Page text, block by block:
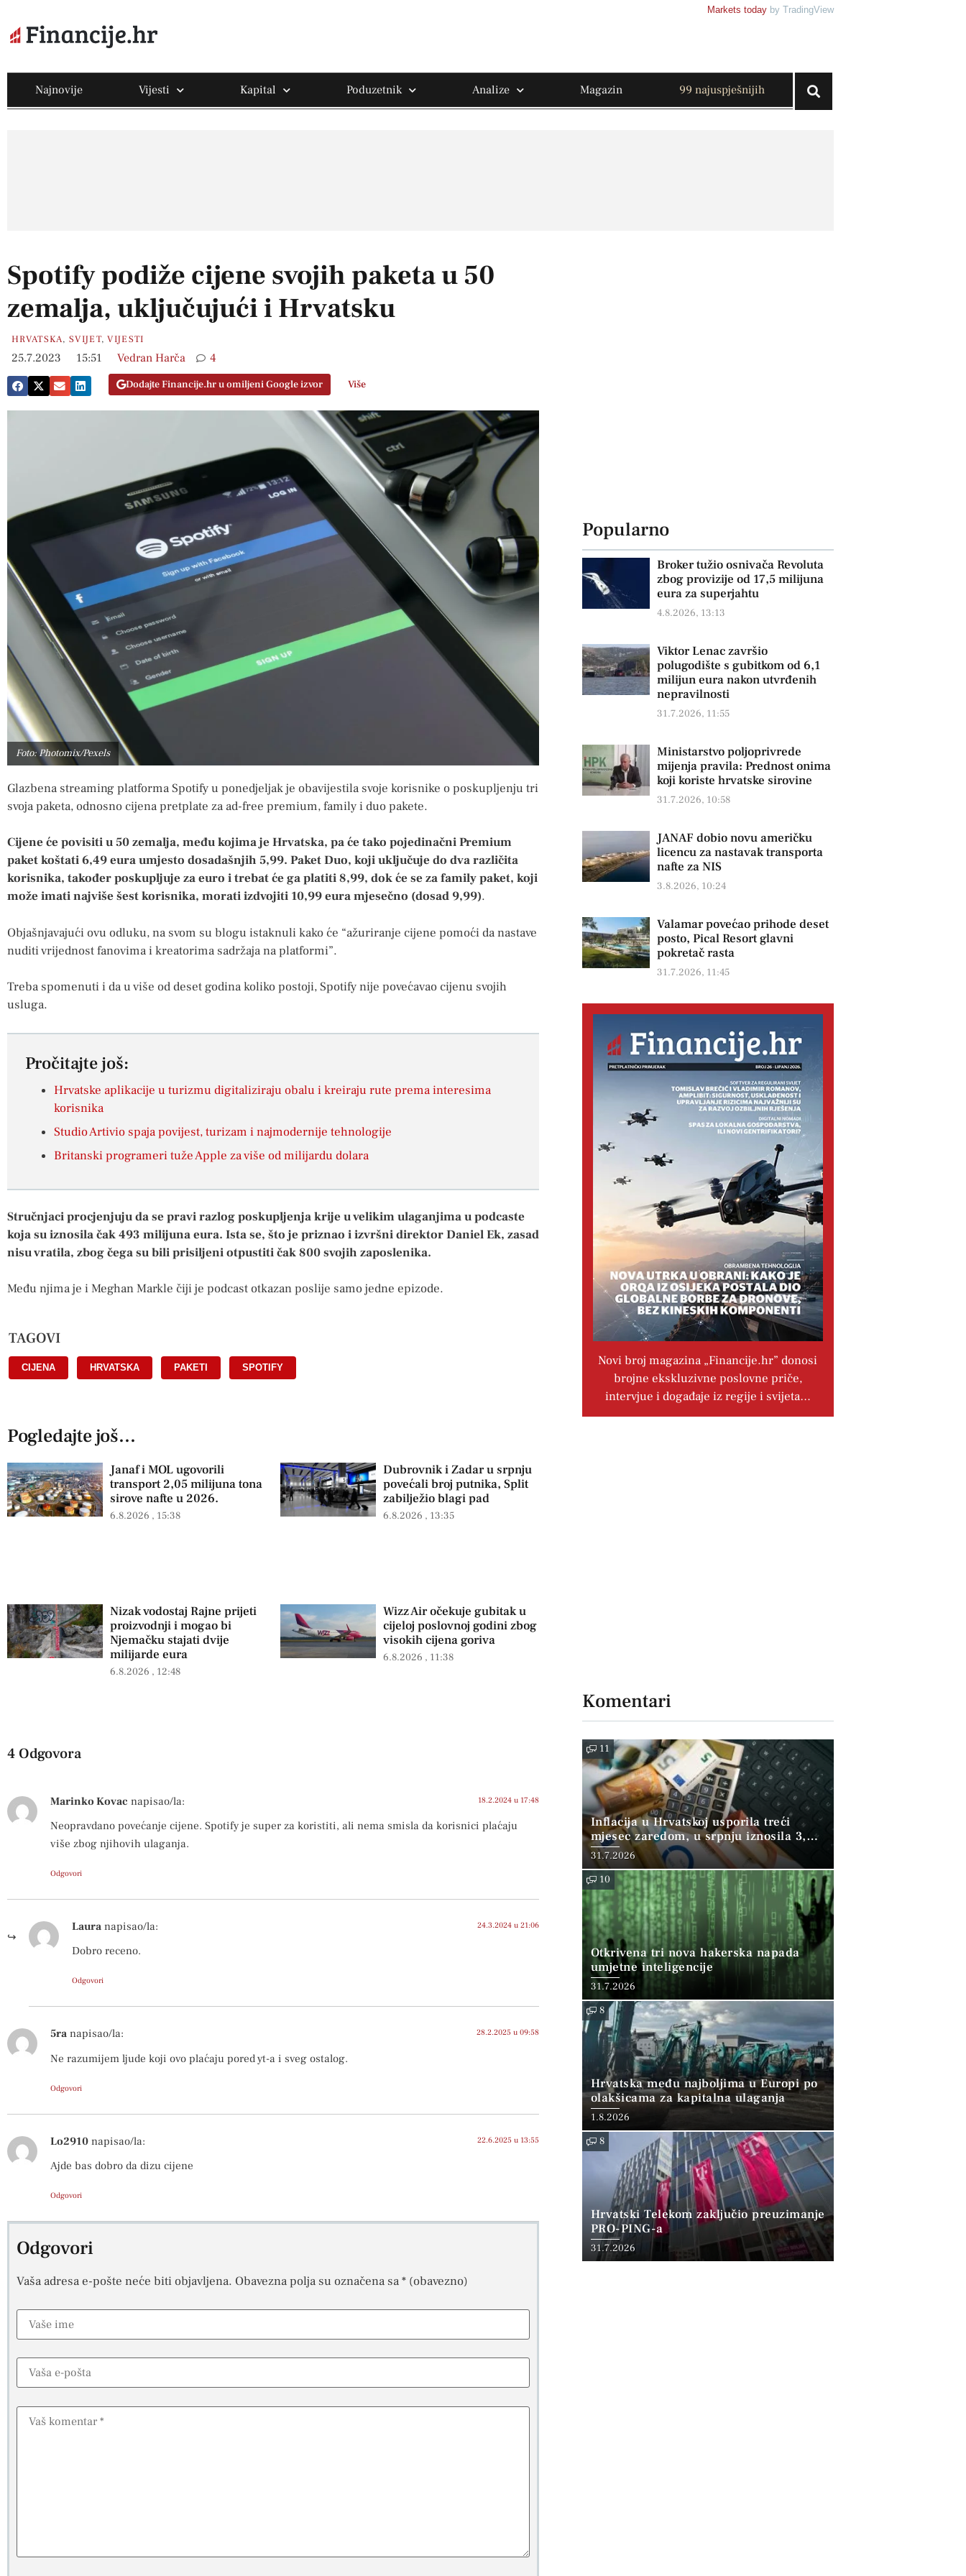
Markets today by TradingView
Najnovije Vijesti Kapital Poduzetnik Analize Magazin 99 najuspješnijih
Spotify podiže cijene svojih paketa u 50
zemalja, uključujući i Hrvatsku
HRVATSKA,SVIJET,VIJESTI
25.7.2023 15:51 Vedran Harča 4
Dodajte Financije.hr u omiljeni Google izvor Više
Foto: Photomix/Pexels
Glazbena streaming platforma Spotify u ponedjeljak je obavijestila svoje korisnike o poskupljenju tri
svoja paketa, odnosno cijena pretplate za ad-free premium, family i duo pakete.
Cijene će povisiti u 50 zemalja, među kojima je Hrvatska, pa će tako pojedinačni Premium
paket koštati 6,49 eura umjesto dosadašnjih 5,99. Paket Duo, koji uključuje do dva različita
korisnika, također poskupljuje za euro i trebat će ga platiti 8,99, dok će se za family paket, koji
može imati najviše šest korisnika, morati izdvojiti 10,99 eura mjesečno (dosad 9,99).
Objašnjavajući ovu odluku, na svom su blogu istaknuli kako će “ažuriranje cijene pomoći da nastave
nuditi vrijednost fanovima i kreatorima sadržaja na platformi”.
Treba spomenuti i da u više od deset godina koliko postoji, Spotify nije povećavao cijenu svojih
usluga.
Pročitajte još:
Hrvatske aplikacije u turizmu digitaliziraju obalu i kreiraju rute prema interesima
korisnika
Studio Artivio spaja povijest, turizam i najmodernije tehnologije
Britanski programeri tuže Apple za više od milijardu dolara
Stručnjaci procjenjuju da se pravi razlog poskupljenja krije u velikim ulaganjima u podcaste
koja su iznosila čak 493 milijuna eura. Ista se, što je priznao i izvršni direktor Daniel Ek, zasad
nisu vratila, zbog čega su bili prisiljeni otpustiti čak 800 svojih zaposlenika.
Među njima je i Meghan Markle čiji je podcast otkazan poslije samo jedne epizode.
TAGOVI
CIJENA HRVATSKA PAKETI SPOTIFY
Pogledajte još...
Janaf i MOL ugovorili
transport 2,05 milijuna tona
sirove nafte u 2026.
6.8.2026 15:38
Dubrovnik i Zadar u srpnju
povećali broj putnika, Split
zabilježio blagi pad
6.8.2026 13:35
Nizak vodostaj Rajne prijeti
proizvodnji i mogao bi
Njemačku stajati dvije
milijarde eura
6.8.2026 12:48
Wizz Air očekuje gubitak u
cijeloj poslovnoj godini zbog
visokih cijena goriva
6.8.2026 11:38
4 Odgovora
Marinko Kovac napisao/la: 18.2.2024 u 17:48
Neopravdano povećanje cijene. Spotify je super za koristiti, ali nema smisla da korisnici plaćaju
više zbog njihovih ulaganja.
Odgovori
Laura napisao/la: 24.3.2024 u 21:06
Dobro receno.
Odgovori
5ra napisao/la: 28.2.2025 u 09:58
Ne razumijem ljude koji ovo plaćaju pored yt-a i sveg ostalog.
Odgovori
Lo2910 napisao/la: 22.6.2025 u 13:55
Ajde bas dobro da dizu cijene
Odgovori
Odgovori
Vaša adresa e-pošte neće biti objavljena. Obavezna polja su označena sa* (obavezno)
Popularno
Broker tužio osnivača Revoluta
zbog provizije od 17,5 milijuna
eura za superjahtu
4.8.2026, 13:13
Viktor Lenac završio
polugodište s gubitkom od 6,1
milijun eura nakon utvrđenih
nepravilnosti
31.7.2026, 11:55
Ministarstvo poljoprivrede
mijenja pravila: Prednost onima
koji koriste hrvatske sirovine
31.7.2026, 10:58
JANAF dobio novu američku
licencu za nastavak transporta
nafte za NIS
3.8.2026, 10:24
Valamar povećao prihode deset
posto, Pical Resort glavni
pokretač rasta
31.7.2026, 11:45
Novi broj magazina „Financije.hr” donosi
brojne ekskluzivne poslovne priče,
intervjue i događaje iz regije i svijeta…
Komentari
11
Inflacija u Hrvatskoj usporila treći
mjesec zaredom, u srpnju iznosila 3,9
posto
31.7.2026
10
Otkrivena tri nova hakerska napada
umjetne inteligencije
31.7.2026
8
Hrvatska među najboljima u Europi po
olakšicama za kapitalna ulaganja
1.8.2026
8
Hrvatski Telekom zaključio preuzimanje
PRO-PING-a
31.7.2026